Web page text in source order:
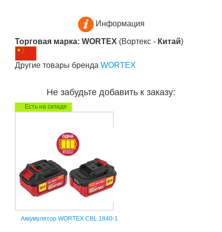
Информация
Торговая марка: WORTEX (Вортекс - Китай)
Другие товары бренда WORTEX
Не забудьте добавить к заказу:
Есть на складе
Аккумулятор WORTEX CBL 1840-1